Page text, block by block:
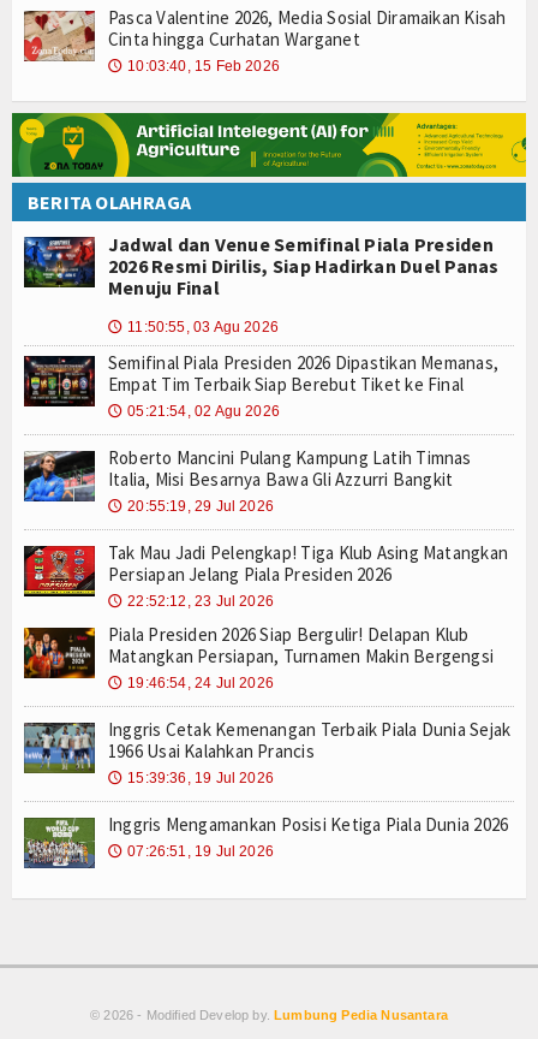
Pasca Valentine 2026, Media Sosial Diramaikan Kisah
Cinta hingga Curhatan Warganet
🕔 10:03:40, 15 Feb 2026
BERITA OLAHRAGA
Jadwal dan Venue Semifinal Piala Presiden
2026 Resmi Dirilis, Siap Hadirkan Duel Panas
Menuju Final
🕔 11:50:55, 03 Agu 2026
Semifinal Piala Presiden 2026 Dipastikan Memanas,
Empat Tim Terbaik Siap Berebut Tiket ke Final
🕔 05:21:54, 02 Agu 2026
Roberto Mancini Pulang Kampung Latih Timnas
Italia, Misi Besarnya Bawa Gli Azzurri Bangkit
🕔 20:55:19, 29 Jul 2026
Tak Mau Jadi Pelengkap! Tiga Klub Asing Matangkan
Persiapan Jelang Piala Presiden 2026
🕔 22:52:12, 23 Jul 2026
Piala Presiden 2026 Siap Bergulir! Delapan Klub
Matangkan Persiapan, Turnamen Makin Bergengsi
🕔 19:46:54, 24 Jul 2026
Inggris Cetak Kemenangan Terbaik Piala Dunia Sejak
1966 Usai Kalahkan Prancis
🕔 15:39:36, 19 Jul 2026
Inggris Mengamankan Posisi Ketiga Piala Dunia 2026
🕔 07:26:51, 19 Jul 2026
© 2026 - Modified Develop by.Lumbung Pedia Nusantara